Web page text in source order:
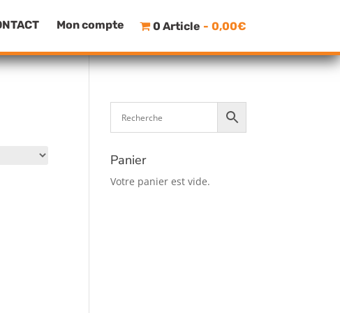
Mon compte 0 Article 0,00€
Panier
Votre panier est vide.